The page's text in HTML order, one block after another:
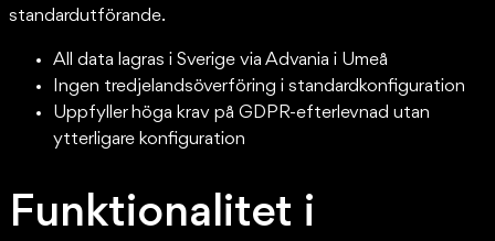
standardutförande.
All data lagras i Sverige via Advania i Umeå
Ingen tredjelandsöverföring i standardkonfiguration
Uppfyller höga krav på GDPR-efterlevnad utan
ytterligare konfiguration
Funktionalitet i